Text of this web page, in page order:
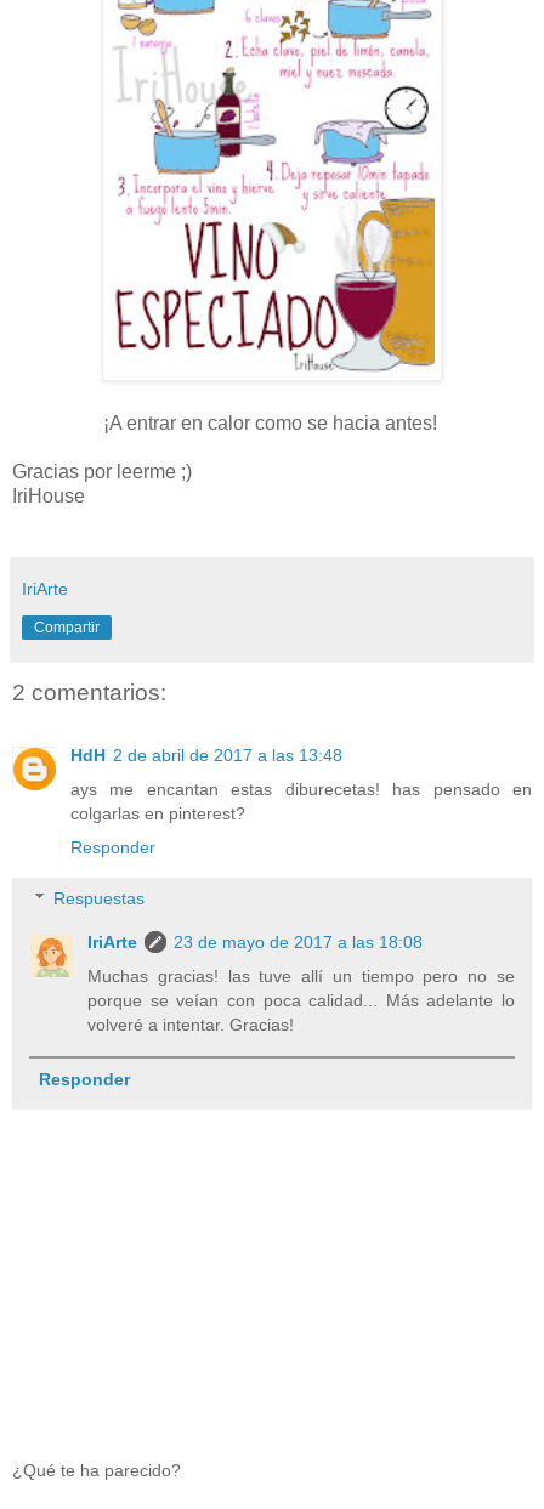
¡A entrar en calor como se hacia antes!
Gracias por leerme ;)
IriHouse
IriArte
Compartir
2 comentarios:
HdH 2 de abril de 2017 a las 13:48
ays me encantan estas diburecetas! has pensado en
colgarlas en pinterest?
Responder
Respuestas
IriArte
23 de mayo de 2017 a las 18:08
Muchas gracias! las tuve allí un tiempo pero no se
porque se veían con poca calidad... Más adelante lo
volveré a intentar. Gracias!
Responder
¿Qué te ha parecido?